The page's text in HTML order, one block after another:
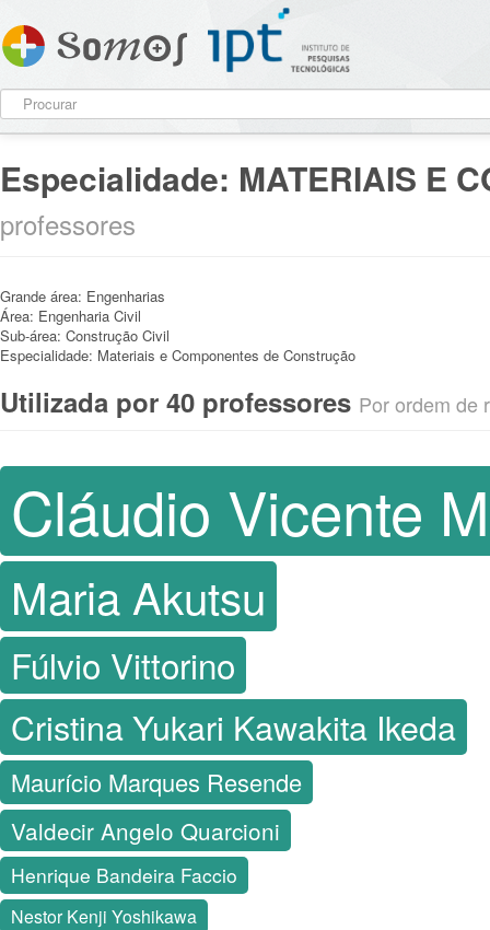
Especialidade: MATERIAIS E
professores
Grande área: Engenharias
Área: Engenharia Civil
Sub-área: Construção Civil
Especialidade: Materiais e Componentes de Construção
Utilizada por 40 professores Por ordem de
Cláudio Vicente
Maria Akutsu
Fúlvio Vittorino
Cristina Yukari Kawakita Ikeda
Maurício Marques Resende
Valdecir Angelo Quarcioni
Henrique Bandeira Faccio
Nestor Kenji Yoshikawa